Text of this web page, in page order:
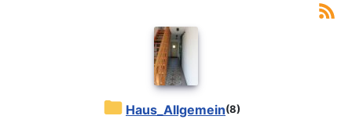
Haus_Allgemein(8)